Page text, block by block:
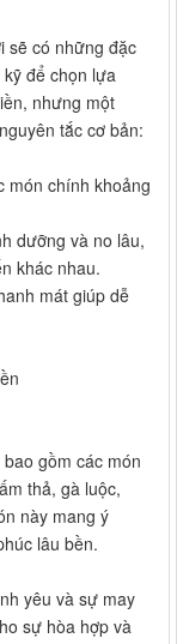
sẽ có những đặc
để chọn lựa
nhưng một
tắc cơ bản:
món chính khoảng
dưỡng và no lâu,
khác nhau.
mát giúp dễ
gồm các món
thả, gà luộc,
này mang ý
lâu bền.
yêu và sự may
sự hòa hợp và